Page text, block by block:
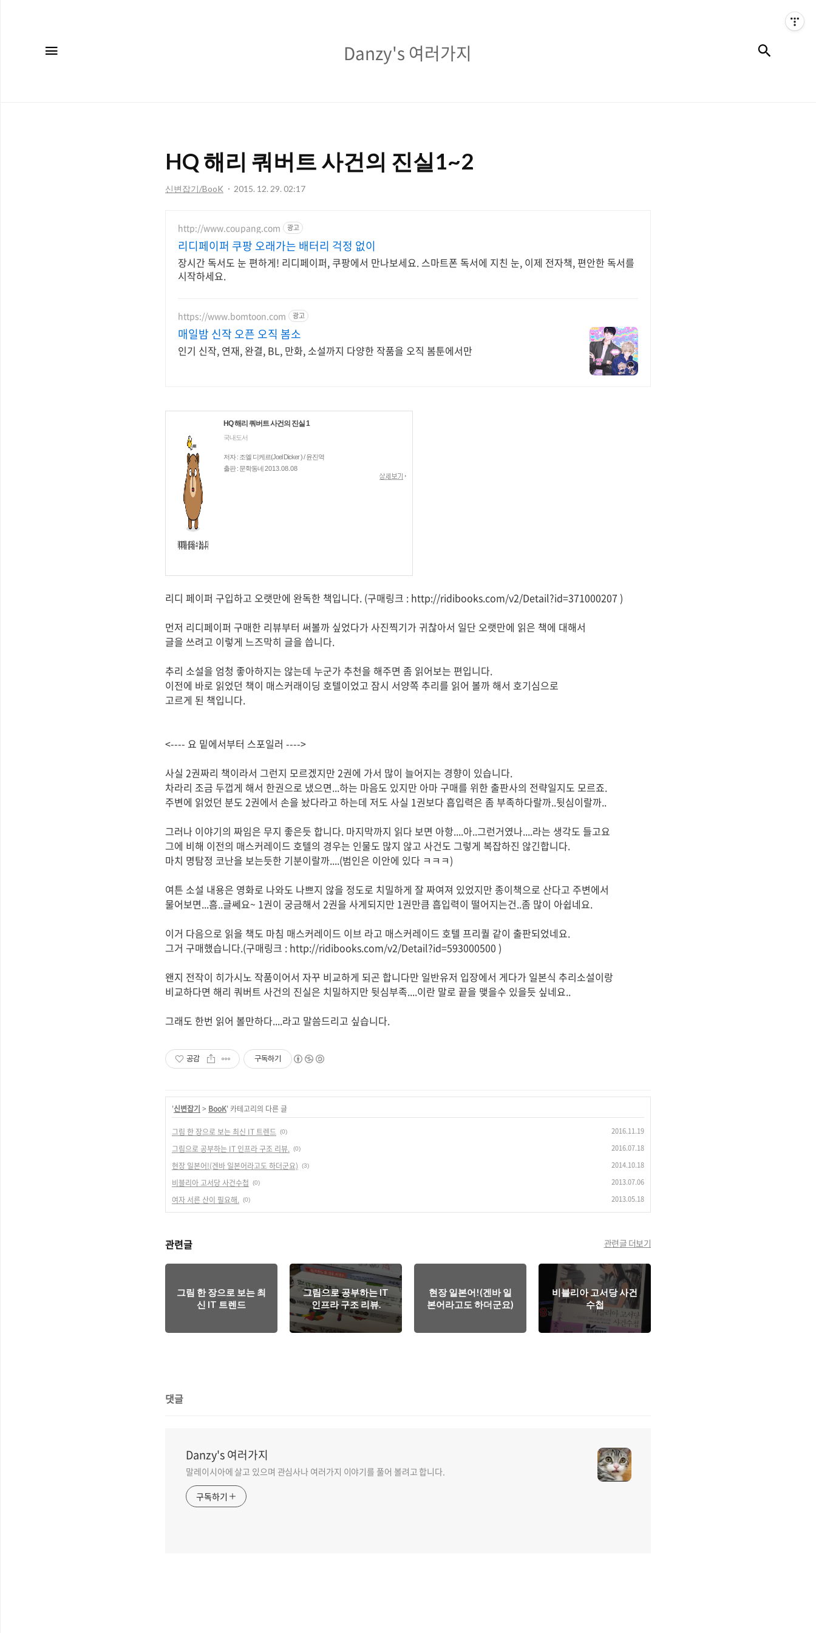
여
Danzy's 여러가지
HQ 해리 쿼버트 사건의 진실1~2
신변잡기/BooK 2015. 12. 29. 02:17
http://www.coupang.com 광고
리디페이퍼 쿠팡 오래가는 배터리 걱정 없이
장시간 독서도 눈 편하게! 리디페이퍼, 쿠팡에서 만나보세요. 스마트폰 독서에 지친 눈, 이제 전자책, 편안한 독서를
시작하세요.
https://www.bomtoon.com 광고
매일밤 신작 오픈 오직 봄소
인기 신작, 연재, 완결, BL, 만화, 소설까지 다양한 작품을 오직 봄툰에서만
HQ 해리 쿼버트 사건의 진실 1
국내도서
저자 : 조엘 디케르(Joel Dicker ) / 윤진역
출판 : 문학동네2013.08.08
리디 페이퍼 구입하고 오랫만에 완독한 책입니다. (구매링크 : http://ridibooks.com/v2/Detail?id=371000207 )
먼저 리디페이퍼 구매한 리뷰부터 써볼까 싶었다가 사진찍기가 귀찮아서 일단 오랫만에 읽은 책에 대해서
글을 쓰려고 이렇게 느즈막히 글을 씁니다.
추리 소설을 엄청 좋아하지는 않는데 누군가 추천을 해주면 좀 읽어보는 편입니다.
이전에 바로 읽었던 책이 매스커래이딩 호텔이었고 잠시 서양쪽 추리를 읽어 볼까 해서 호기심으로
고르게 된 책입니다.
<---- 요 밑에서부터 스포일러 ---->
사실 2권짜리 책이라서 그런지 모르겠지만 2권에 가서 많이 늘어지는 경향이 있습니다.
차라리 조금 두껍게 해서 한권으로 냈으면...하는 마음도 있지만 아마 구매를 위한 출판사의 전략일지도 모르죠.
주변에 읽었던 분도 2권에서 손을 놨다라고 하는데 저도 사실 1권보다 흡입력은 좀 부족하다랄까..뒷심이랄까..
그러나 이야기의 짜임은 무지 좋은듯 합니다. 마지막까지 읽다 보면 아항....아..그런거였나....라는 생각도 들고요
그에 비해 이전의 매스커레이드 호텔의 경우는 인물도 많지 않고 사건도 그렇게 복잡하진 않긴합니다.
마치 명탐정 코난을 보는듯한 기분이랄까....(범인은 이안에 있다 ㅋㅋㅋ)
여튼 소설 내용은 영화로 나와도 나쁘지 않을 정도로 치밀하게 잘 짜여져 있었지만 종이책으로 산다고 주변에서
물어보면...흠..글쎄요~ 1권이 궁금해서 2권을 사게되지만 1권만큼 흡입력이 떨어지는건..좀 많이 아쉽네요.
이거 다음으로 읽을 책도 마침 매스커레이드 이브 라고 매스커레이드 호텔 프리퀄 같이 출판되었네요.
그거 구매했습니다.(구매링크 : http://ridibooks.com/v2/Detail?id=593000500 )
왠지 전작이 히가시노 작품이어서 자꾸 비교하게 되곤 합니다만 일반유저 입장에서 게다가 일본식 추리소설이랑
비교하다면 해리 쿼버트 사건의 진실은 치밀하지만 뒷심부족....이란 말로 끝을 맺을수 있을듯 싶네요..
그래도 한번 읽어 볼만하다....라고 말씀드리고 싶습니다.
공감 구독하기
'신변잡기 > BooK' 카테고리의 다른 글
그림 한 장으로 보는 최신 IT 트렌드 (0) 2016.11.19
그림으로 공부하는 IT 인프라 구조 리뷰. (0) 2016.07.18
현장 일본어!(겐바 일본어라고도 하더군요) (3) 2014.10.18
비블리아 고서당 사건수첩 (0) 2013.07.06
여자 서른 산이 필요해. (0) 2013.05.18
관련글 관련글 더보기
그림 한 장으로 보는 최
신 IT 트렌드
그림으로 공부하는 IT
인프라 구조 리뷰.
현장 일본어!(겐바 일
본어라고도 하더군요)
비블리아 고서당 사건
수첩
댓글
Danzy's 여러가지
말레이시아에 살고 있으며 관심사나 여러가지 이야기를 풀어 볼려고 합니다.
구독하기